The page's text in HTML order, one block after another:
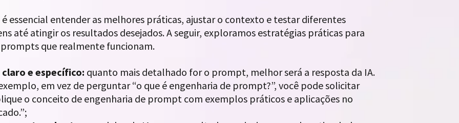
é essencial entender as melhores práticas, ajustar o contexto e testar diferentes
até atingir os resultados desejados. A seguir, exploramos estratégias práticas para
que realmente funcionam.
claro e específico: quanto mais detalhado for o prompt, melhor será a resposta da IA.
em vez de perguntar “o que é engenharia de prompt?”, você pode solicitar
o conceito de engenharia de prompt com exemplos práticos e aplicações no